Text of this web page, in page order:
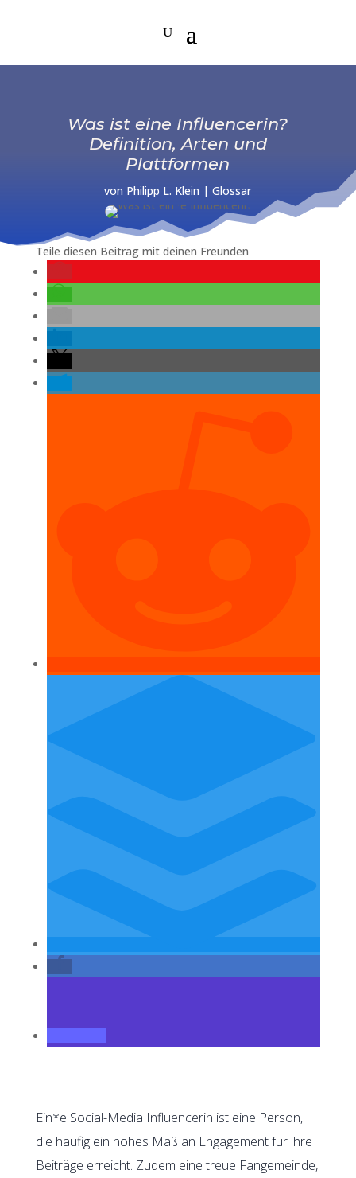
Was ist eine Influencerin?
Definition, Arten und
Plattformen
von Philipp L. Klein |Glossar
Teile diesen Beitrag mit deinen Freunden
Ein*e Social-Media Influencerin ist eine Person,
die häufig ein hohes Maß an Engagement für ihre
Beiträge erreicht. Zudem eine treue Fangemeinde,